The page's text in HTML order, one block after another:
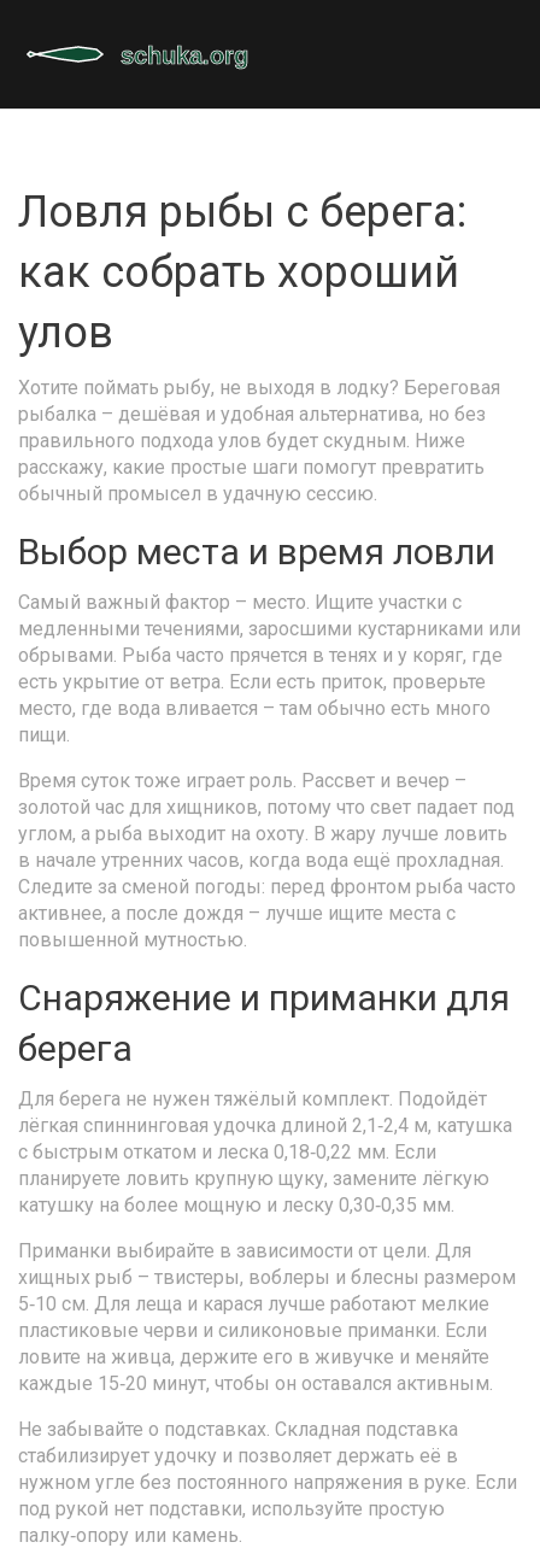
Ловля рыбы с берега:
как собрать хороший
улов
Хотите поймать рыбу, не выходя в лодку? Береговая
рыбалка – дешёвая и удобная альтернатива, но без
правильного подхода улов будет скудным. Ниже
расскажу, какие простые шаги помогут превратить
обычный промысел в удачную сессию.
Выбор места и время ловли
Самый важный фактор – место. Ищите участки с
медленными течениями, заросшими кустарниками или
обрывами. Рыба часто прячется в тенях и у коряг, где
есть укрытие от ветра. Если есть приток, проверьте
место, где вода вливается – там обычно есть много
пищи.
Время суток тоже играет роль. Рассвет и вечер –
золотой час для хищников, потому что свет падает под
углом, а рыба выходит на охоту. В жару лучше ловить
в начале утренних часов, когда вода ещё прохладная.
Следите за сменой погоды: перед фронтом рыба часто
активнее, а после дождя – лучше ищите места с
повышенной мутностью.
Снаряжение и приманки для
берега
Для берега не нужен тяжёлый комплект. Подойдёт
лёгкая спиннинговая удочка длиной 2,1‑2,4 м, катушка
с быстрым откатом и леска 0,18‑0,22 мм. Если
планируете ловить крупную щуку, замените лёгкую
катушку на более мощную и леску 0,30‑0,35 мм.
Приманки выбирайте в зависимости от цели. Для
хищных рыб – твистеры, воблеры и блесны размером
5‑10 см. Для леща и карася лучше работают мелкие
пластиковые черви и силиконовые приманки. Если
ловите на живца, держите его в живучке и меняйте
каждые 15‑20 минут, чтобы он оставался активным.
Не забывайте о подставках. Складная подставка
стабилизирует удочку и позволяет держать её в
нужном угле без постоянного напряжения в руке. Если
под рукой нет подставки, используйте простую
палку‑опору или камень.